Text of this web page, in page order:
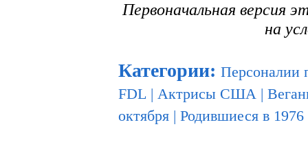
Первоначальная версия
на
Категории: Персоналии
FDL | Актрисы США |
октября | Родившиеся в 1976